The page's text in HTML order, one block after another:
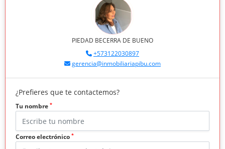
PIEDAD BECERRA DE BUENO
+573122030897
gerencia@inmobiliariapibu.com
¿Prefieres que te contactemos?
Tu nombre *
Correo electrónico *